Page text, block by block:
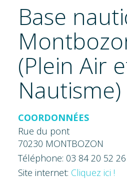
Base
(Plein Air
Nautisme)
COORDONNÉES
Rue du pont
70230 MONTBOZON
Téléphone: 03 84 20 52 26
Site internet: Cliquez ici !